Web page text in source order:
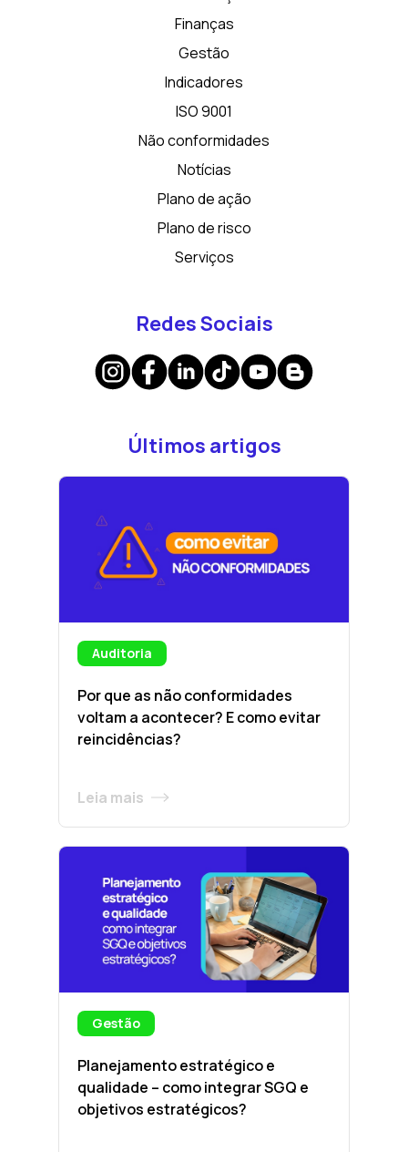
Finanças
Gestão
Indicadores
ISO 9001
Não conformidades
Notícias
Plano de ação
Plano de risco
Serviços
Redes Sociais
Últimos artigos
Auditoria
Por que as não conformidades
voltam a acontecer? E como evitar
reincidências?
Leia mais
Gestão
Planejamento estratégico e
qualidade – como integrar SGQ e
objetivos estratégicos?